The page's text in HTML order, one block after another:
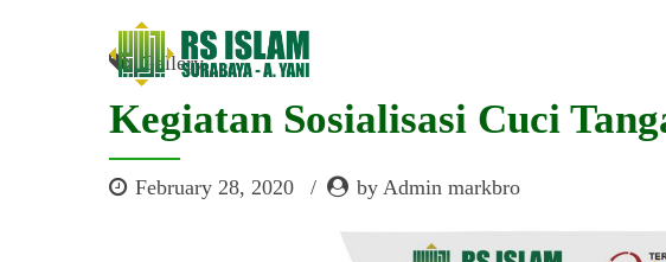
Gallery
Kegiatan Sosialisasi Cuci
February 28, 2020 by Admin markbro